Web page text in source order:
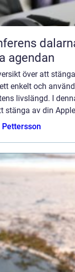
dalarna när möten får mer
agendan
över att
enkelt och
livslängd. I
stänga av din